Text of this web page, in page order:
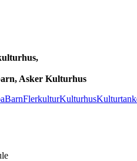
Asker Kulturhus
BarnFlerkulturKulturhus